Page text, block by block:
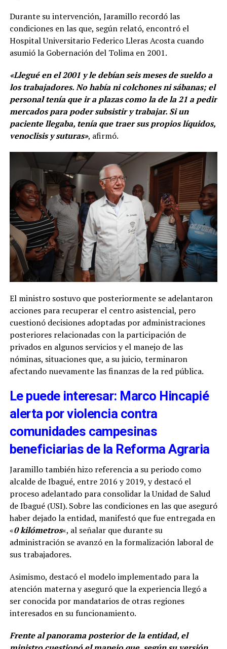
Durante su intervención, Jaramillo recordó las
condiciones en las que, según relató, encontró el
Hospital Universitario Federico Lleras Acosta cuando
asumió la Gobernación del Tolima en 2001.
«Llegué en el 2001 y le debían seis meses de sueldo a
los trabajadores. No había ni colchones ni sábanas; el
personal tenía que ir a plazas como la de la 21 a pedir
mercados para poder subsistir y trabajar. Si un
paciente llegaba, tenía que traer sus propios líquidos,
venoclisis y suturas», afirmó.
El ministro sostuvo que posteriormente se adelantaron
acciones para recuperar el centro asistencial, pero
cuestionó decisiones adoptadas por administraciones
posteriores relacionadas con la participación de
privados en algunos servicios y el manejo de las
nóminas, situaciones que, a su juicio, terminaron
afectando nuevamente las finanzas de la red pública.
Le puede interesar: Marco Hincapié
alerta por violencia contra
comunidades campesinas
beneficiarias de la Reforma Agraria
Jaramillo también hizo referencia a su periodo como
alcalde de Ibagué, entre 2016 y 2019, y destacó el
proceso adelantado para consolidar la Unidad de Salud
de Ibagué (USI). Sobre las condiciones en las que aseguró
haber dejado la entidad, manifestó que fue entregada en
«0 kilómetros«, al señalar que durante su
administración se avanzó en la formalización laboral de
sus trabajadores.
Asimismo, destacó el modelo implementado para la
atención materna y aseguró que la experiencia llegó a
ser conocida por mandatarios de otras regiones
interesados en su funcionamiento.
Frente al panorama posterior de la entidad, el